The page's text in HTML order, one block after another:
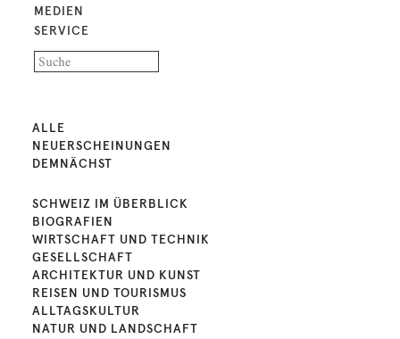
MEDIEN
SERVICE
ALLE
NEUERSCHEINUNGEN
DEMNÄCHST
SCHWEIZ IM ÜBERBLICK
BIOGRAFIEN
WIRTSCHAFT UND TECHNIK
GESELLSCHAFT
ARCHITEKTUR UND KUNST
REISEN UND TOURISMUS
ALLTAGSKULTUR
NATUR UND LANDSCHAFT